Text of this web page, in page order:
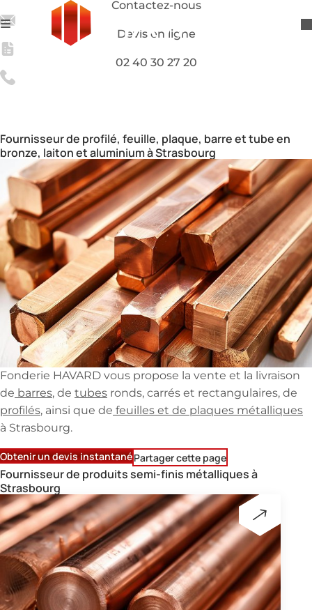
Contactez-nous
Devis en ligne
02 40 30 27 20
Fournisseur de profilé, feuille, plaque, barre et tube en
bronze, laiton et aluminium à Strasbourg
Fonderie HAVARD vous propose la vente et la livraison
debarres, de tubes ronds, carrés et rectangulaires, de
profilés, ainsi que defeuilles et de plaques métalliques
à Strasbourg.
Obtenir un devis instantanéPartager cette page
Fournisseur de produits semi-finis métalliques à
Strasbourg